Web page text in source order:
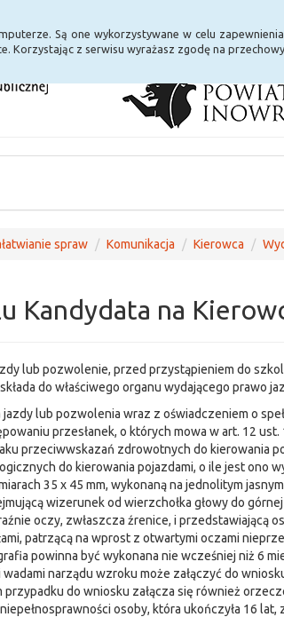
Są one wykorzystywane w celu
Korzystając z serwisu wyrażasz zgodę na
spraw Komunikacja Kierowca
Kandydata na
lub pozwolenie, przed przystąpieniem do
do właściwego organu wydającego prawo
lub pozwolenia wraz z oświadczeniem o
przesłanek, o których mowa w art. 12
przeciwwskazań zdrowotnych do kierowania
do kierowania pojazdami, o ile jest ono
35 x 45 mm, wykonaną na jednolitym
wizerunek od wierzchołka głowy do
oczy, zwłaszcza źrenice, i przedstawiającą
patrzącą na wprost z otwartymi oczami
powinna być wykonana nie wcześniej niż 6
narządu wzroku może załączyć do
przypadku do wniosku załącza się również
osoby, która ukończyła 16